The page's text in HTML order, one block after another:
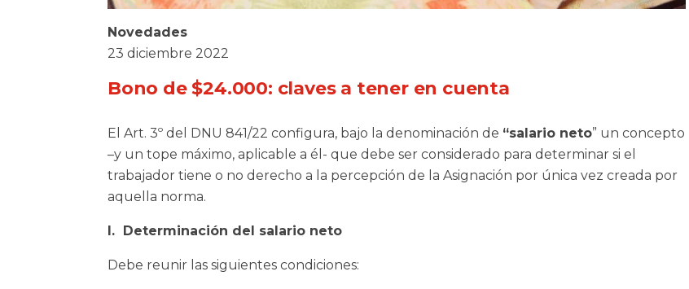
Novedades
23 diciembre 2022
Bono de $24.000: claves a tener en cuenta
El Art. 3º del DNU 841/22 configura, bajo la denominación de “salario neto” un concepto
–y un tope máximo, aplicable a él- que debe ser considerado para determinar si el
trabajador tiene o no derecho a la percepción de la Asignación por única vez creada por
aquella norma.
I. Determinación del salario neto
Debe reunir las siguientes condiciones: